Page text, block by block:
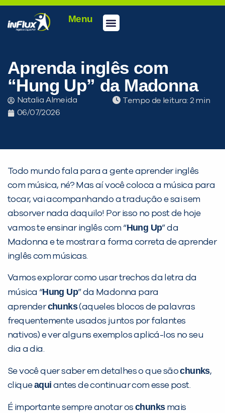
Menu
Aprenda inglês com
“Hung Up” da Madonna
Natalia Almeida
06/07/2026
Tempo de leitura:
Todo mundo fala para a gente aprender inglês
com música, né? Mas aí você coloca a música para
tocar, vai acompanhando a tradução e sai sem
absorver nada daquilo! Por isso no post de hoje
vamos te ensinar inglês com “Hung Up” da
Madonna e te mostrar a forma correta de aprender
inglês com músicas.
Vamos explorar como usar trechos da letra da
música “Hung Up” da Madonna para
aprenderchunks(aqueles blocos de palavras
frequentemente usados juntos por falantes
nativos) e ver alguns exemplos aplicá-los no seu
dia a dia.
Se você quer saber em detalhes o que sãochunks,
cliqueaqui antes de continuar com esse post.
É importante sempre anotar os chunksmais
Desculpe!
Não encontramos nenhuma unidade
inFlux nesta cidade ou bairro que